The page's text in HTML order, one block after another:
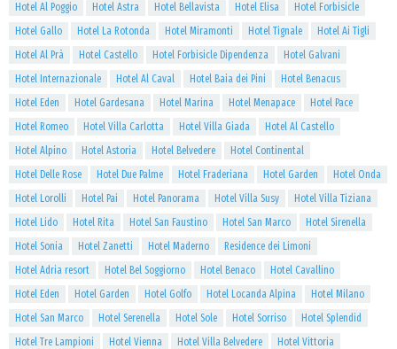
Hotel Al Poggio
Hotel Astra Hotel Bellavista Hotel Elisa
Hotel Forbisicle
Hotel Gallo
Hotel La Rotonda Hotel Miramonti Hotel Tignale
Hotel Ai Tigli
Hotel Al Prà
Hotel Castello Hotel Forbisicle Dipendenza
Hotel Galvani
Hotel Internazionale
Hotel Al Caval Hotel Baia dei Pini
Hotel Benacus
Hotel Eden
Hotel Gardesana Hotel Marina Hotel Menapace
Hotel Pace
Hotel Romeo
Hotel Villa Carlotta Hotel Villa Giada
Hotel Al Castello
Hotel Alpino
Hotel Astoria Hotel Belvedere
Hotel Continental
Hotel Delle Rose
Hotel Due Palme Hotel Fraderiana Hotel Garden
Hotel Onda
Hotel Lorolli
Hotel Pai Hotel Panorama Hotel Villa Susy
Hotel Villa Tiziana
Hotel Lido
Hotel Rita Hotel San Faustino Hotel San Marco
Hotel Sirenella
Hotel Sonia
Hotel Zanetti Hotel Maderno
Residence dei Limoni
Hotel Adria resort
Hotel Bel Soggiorno Hotel Benaco
Hotel Cavallino
Hotel Eden
Hotel Garden Hotel Golfo Hotel Locanda Alpina
Hotel Milano
Hotel San Marco
Hotel Serenella Hotel Sole Hotel Sorriso
Hotel Splendid
Hotel Tre Lampioni
Hotel Vienna Hotel Villa Belvedere
Hotel Vittoria